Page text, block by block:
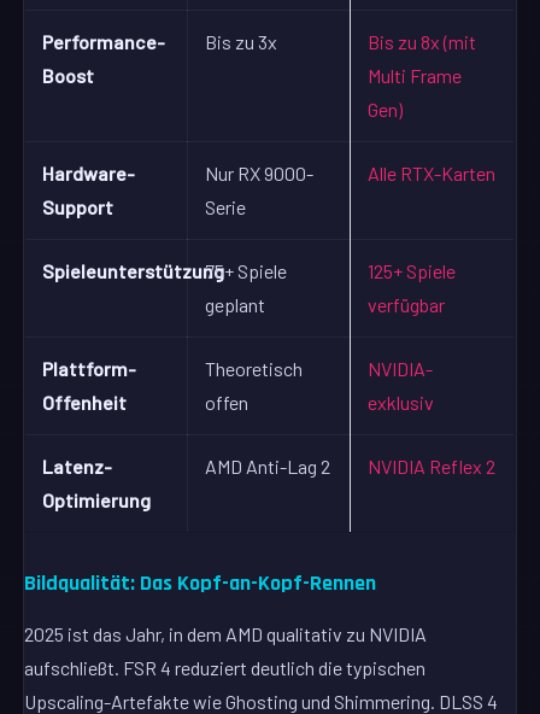
Performance-
Boost
Bis zu 3x
Bis zu 8x (mit
Multi Frame
Gen)
Hardware-
Support
Nur RX 9000-
Serie
Alle RTX-Karten
Spieleunterstützung75+ Spiele
geplant
125+ Spiele
verfügbar
Plattform-
Offenheit
Theoretisch
offen
NVIDIA-
exklusiv
Latenz-
Optimierung
AMD Anti-Lag 2 NVIDIA Reflex 2
Bildqualität: Das Kopf-an-Kopf-Rennen
2025 ist das Jahr, in dem AMD qualitativ zu NVIDIA
aufschließt. FSR 4 reduziert deutlich die typischen
Upscaling-Artefakte wie Ghosting und Shimmering. DLSS 4